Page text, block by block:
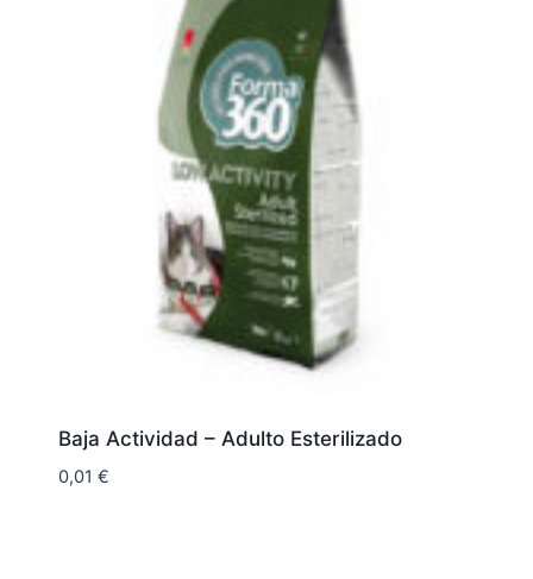
Baja Actividad – Adulto Esterilizado
0,01 €